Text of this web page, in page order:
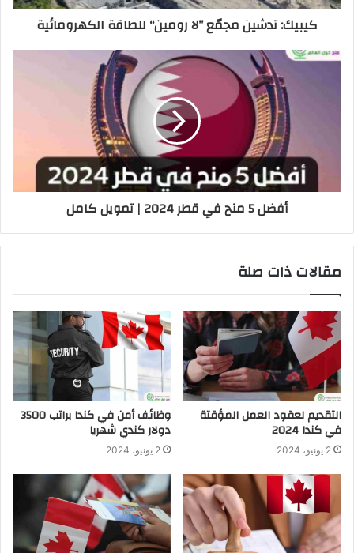
كيبيك: تدشين مجمّع ’’لا رومين‘‘ للطاقة الكهرومائية
أفضل 5 منح في قطر 2024 | تمويل كامل
مقالات ذات صلة
التقديم لعقود العمل المؤقتة
في كندا 2024
2 يونيو، 2024
وظائف أمن في كندا براتب 3500
دولار كندي شهريا
2 يونيو، 2024